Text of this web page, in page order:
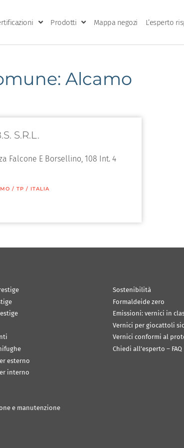
Prodotti Mappa negozi L’esperto
Alcamo
S.R.L.
Falcone E Borsellino, 108 Int. 4
/ TP / ITALIA
esterno
interno
e manutenzione
Sostenibilità
Formaldeide zero
Emissioni: vernici in
Vernici per giocattoli
Vernici conformi al
Chiedi all’esperto – FAQ